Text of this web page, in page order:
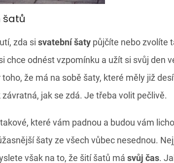
šatů
zda si svatební šaty půjčíte nebo zvolíte
chce odnést vzpomínku a užít si svůj den
že má na sobě šaty, které měly již
jak se zdá. Je třeba volit pečlivě.
takové, které vám padnou a budou vám
šaty ze všech vůbec nesednou.
však na to, že šití šatů má svůj čas.